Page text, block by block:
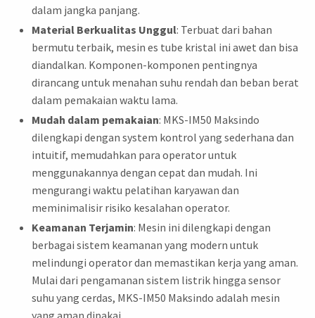
dalam jangka panjang.
Material Berkualitas Unggul: Terbuat dari bahan
bermutu terbaik, mesin es tube kristal ini awet dan bisa
diandalkan. Komponen-komponen pentingnya
dirancang untuk menahan suhu rendah dan beban berat
dalam pemakaian waktu lama.
Mudah dalam pemakaian: MKS-IM50 Maksindo
dilengkapi dengan system kontrol yang sederhana dan
intuitif, memudahkan para operator untuk
menggunakannya dengan cepat dan mudah. Ini
mengurangi waktu pelatihan karyawan dan
meminimalisir risiko kesalahan operator.
Keamanan Terjamin: Mesin ini dilengkapi dengan
berbagai sistem keamanan yang modern untuk
melindungi operator dan memastikan kerja yang aman.
Mulai dari pengamanan sistem listrik hingga sensor
suhu yang cerdas, MKS-IM50 Maksindo adalah mesin
yang aman dipakai.